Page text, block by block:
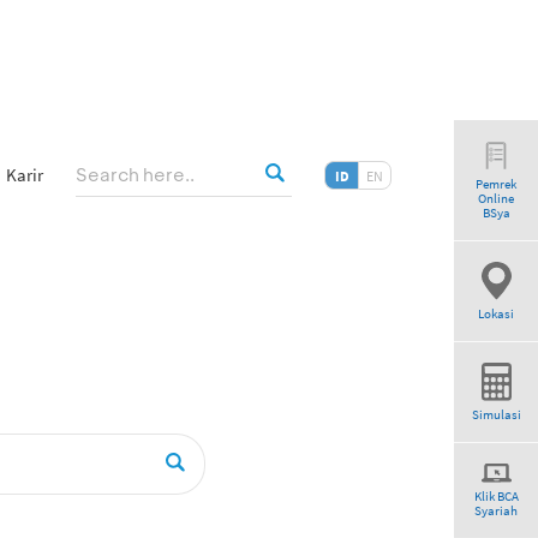
Karir ID EN
Pemrek
Online
BSya
Lokasi
Simulasi
Klik BCA
Syariah